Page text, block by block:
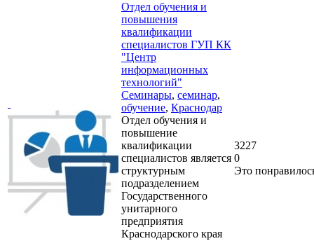
Отдел обучения и
повышения
квалификации
специалистов ГУП КК
"Центр
информационных
технологий"
Семинары, семинар,
обучение, Краснодар
Отдел обучения и
повышение
квалификации
специалистов является
структурным
подразделением
Государственного
унитарного
предприятия
Краснодарского края
3227
0
Это